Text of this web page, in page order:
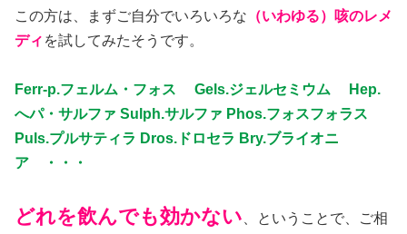
この方は、まずご自分でいろいろな （いわゆる）咳のレメ
ディ を試してみたそうです。
Ferr-p.フェルム・フォス Gels.ジェルセミウム Hep.
へパ・サルファ Sulph.サルファ Phos.フォスフォラス
Puls.プルサティラ Dros.ドロセラ Bry.ブライオニ
ア ・・・
どれを飲んでも効かない 、ということで、ご相